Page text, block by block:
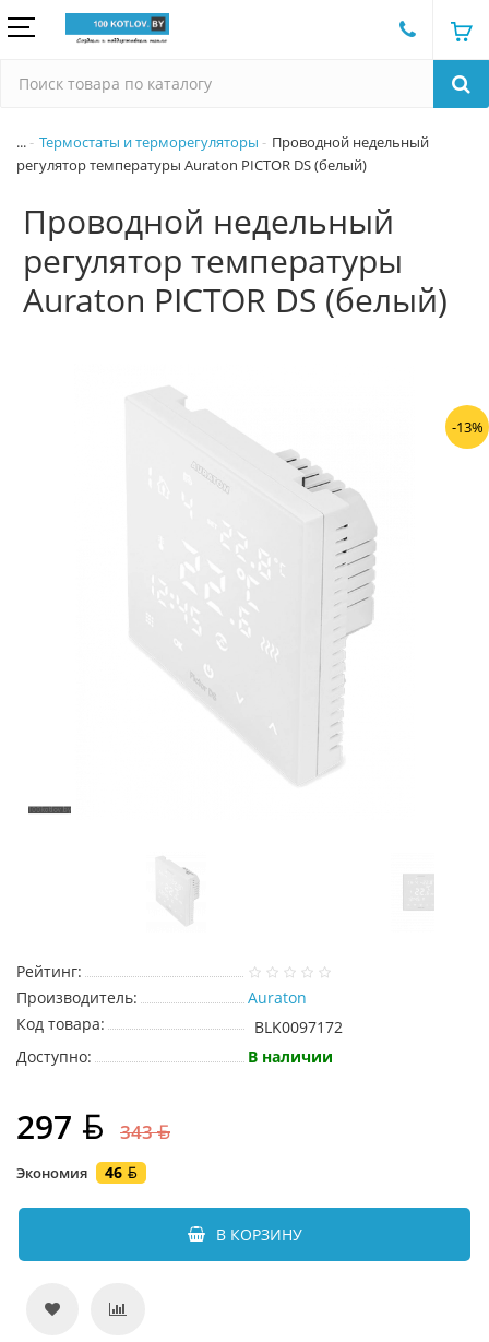
... Термостаты и терморегуляторы
Проводной недельный
регулятор температуры Auraton PICTOR DS (белый)
Проводной недельный
регулятор температуры
Auraton PICTOR DS (белый)
-13%
Рейтинг:
Производитель:
Auraton
Код товара:
BLK0097172
Доступно:
В наличии
297 343
Экономия 46
В КОРЗИНУ